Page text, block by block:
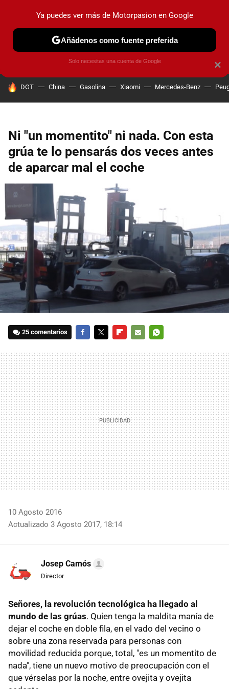
PRUEBAS COCHES ELÉCTRICOS OBSERVATORIO
HOY SE HABLA DE
DGT China Gasolina Xiaomi Mercedes-Benz
Ni "un momentito" ni nada. Con esta
grúa te lo pensarás dos veces antes
de aparcar mal el coche
25 comentarios
MAIL
10 Agosto 2016
Actualizado 3 Agosto 2017, 18:14
Josep Camós
Director
Señores, la revolución tecnológica ha llegado al
mundo de las grúas. Quien tenga la maldita manía de
dejar el coche en doble fila, en el vado del vecino o
sobre una zona reservada para personas con
movilidad reducida porque, total, "es un momentito de
nada", tiene un nuevo motivo de preocupación con el
que vérselas por la noche, entre ovejita y ovejita
×
Ya puedes ver más de Motorpasion en Google
Añádenos como fuente preferida
Solo necesitas una cuenta de Google